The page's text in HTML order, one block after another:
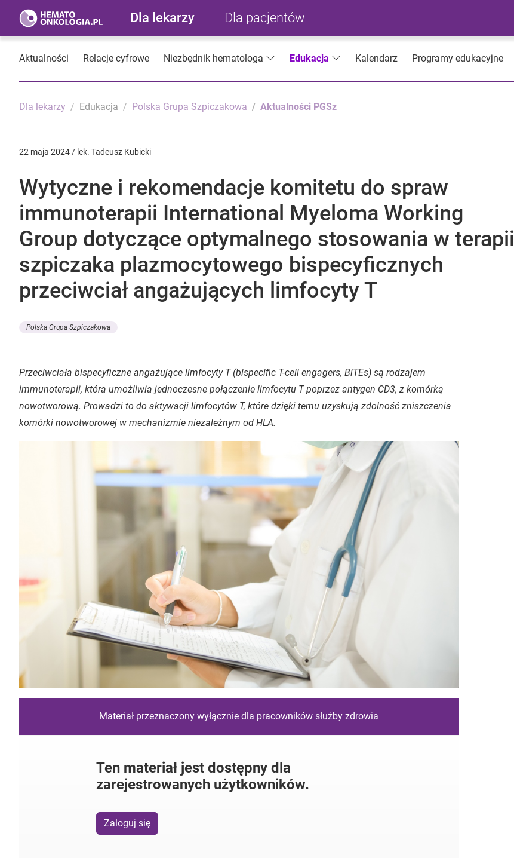
Dla lekarzy Dla pacjentów
Aktualności Relacje cyfrowe Niezbędnik hematologa Edukacja Kalendarz Programy edukacyjne
Dla lekarzy Edukacja Polska Grupa Szpiczakowa Aktualności PGSz
22 maja 2024 / lek. Tadeusz Kubicki
Wytyczne i rekomendacje komitetu do spraw
immunoterapii International Myeloma Working
Group dotyczące optymalnego stosowania w terapii
szpiczaka plazmocytowego bispecyficznych
przeciwciał angażujących limfocyty T
Polska Grupa Szpiczakowa
Przeciwciała bispecyficzne angażujące limfocyty T (bispecific T-cell engagers, BiTEs) są rodzajem
immunoterapii, która umożliwia jednoczesne połączenie limfocytu T poprzez antygen CD3, z komórką
nowotworową. Prowadzi to do aktywacji limfocytów T, które dzięki temu uzyskują zdolność zniszczenia
komórki nowotworowej w mechanizmie niezależnym od HLA.
Materiał przeznaczony wyłącznie dla pracowników służby zdrowia
Ten materiał jest dostępny dla
zarejestrowanych użytkowników.
Zaloguj się